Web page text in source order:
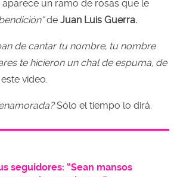
un ramo de rosas que le
de Juan Luis Guerra.
de cantar tu nombre, tu nombre
te hicieron un chal de espuma, de
video.
Sólo el tiempo lo dirá.
seguidores: “Sean mansos